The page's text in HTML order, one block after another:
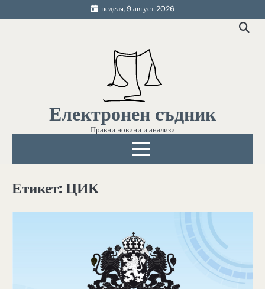
to
неделя, 9 август 2026
Електронен съдник
Правни новини и анализи
Етикет:ЦИК